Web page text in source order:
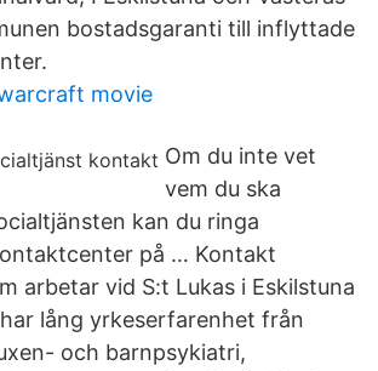
bostadsgaranti till inflyttade
movie
Om du inte vet
vem du ska
kan du ringa
på … Kontakt
arbetar vid S:t Lukas i Eskilstuna
lång yrkeserfarenhet från
och barnpsykiatri,